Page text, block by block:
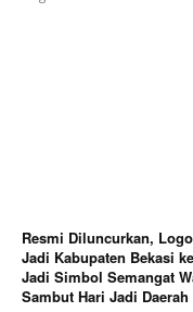
Subscription Plans
My account
Resmi Diluncurkan,
Jadi Kabupaten Bekasi
Jadi Simbol Semangat
Sambut Hari Jadi Daerah